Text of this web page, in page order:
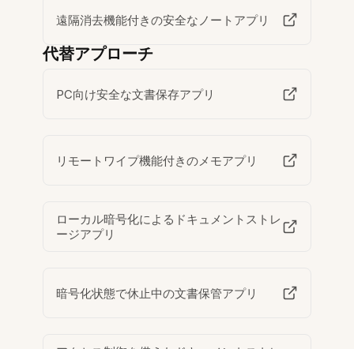
遠隔消去機能付きの安全なノートアプリ
代替アプローチ
PC向け安全な文書保存アプリ
リモートワイプ機能付きのメモアプリ
ローカル暗号化によるドキュメントストレ
ージアプリ
暗号化状態で休止中の文書保管アプリ